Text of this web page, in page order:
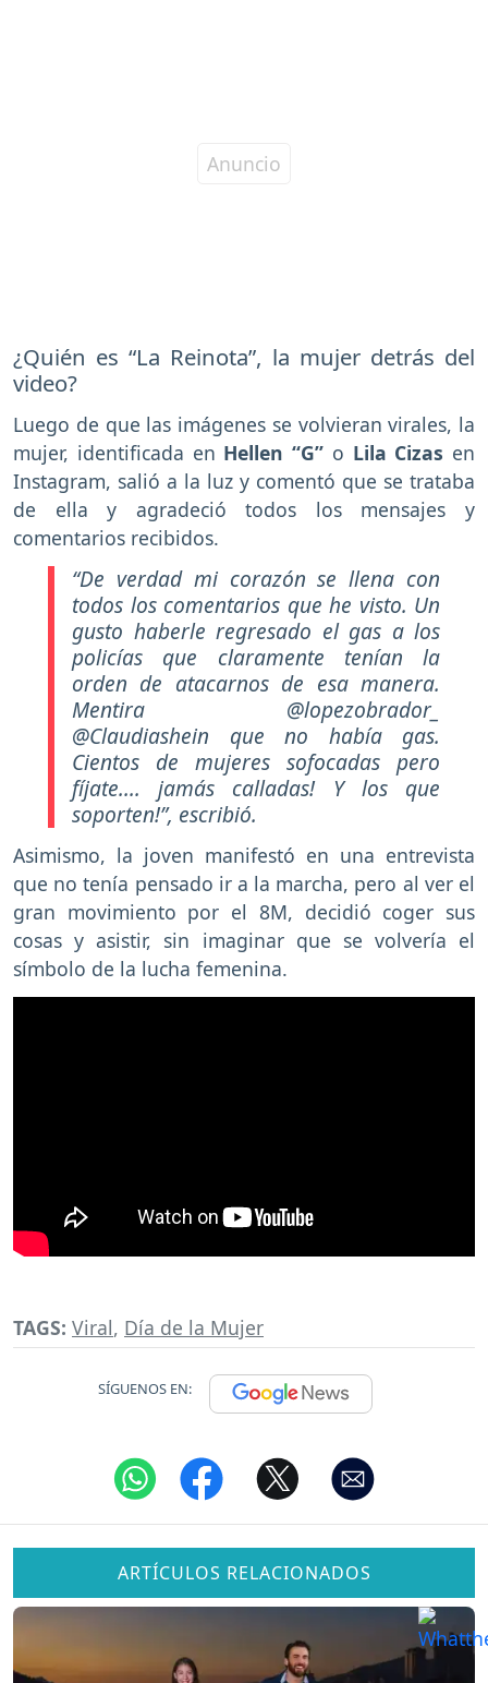
¿Quién es “La Reinota”, la mujer detrás del
video?
Luego de que las imágenes se volvieran virales, la
mujer, identificada en Hellen “G” o Lila Cizas en
Instagram, salió a la luz y comentó que se trataba
de ella y agradeció todos los mensajes y
comentarios recibidos.
“De verdad mi corazón se llena con
todos los comentarios que he visto. Un
gusto haberle regresado el gas a los
policías que claramente tenían la
orden de atacarnos de esa manera.
Mentira @lopezobrador_
@Claudiashein que no había gas.
Cientos de mujeres sofocadas pero
fíjate.... jamás calladas! Y los que
soporten!”, escribió.
Asimismo, la joven manifestó en una entrevista
que no tenía pensado ir a la marcha, pero al ver el
gran movimiento por el 8M, decidió coger sus
cosas y asistir, sin imaginar que se volvería el
símbolo de la lucha femenina.
TAGS: Viral, Día de la Mujer
SÍGUENOS EN:
ARTÍCULOS RELACIONADOS